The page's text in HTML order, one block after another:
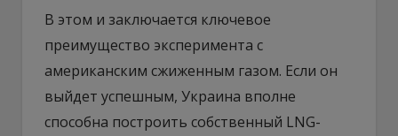
В этом и заключается ключевое
преимущество эксперимента с
американским сжиженным газом. Если он
выйдет успешным, Украина вполне
способна построить собственный LNG-